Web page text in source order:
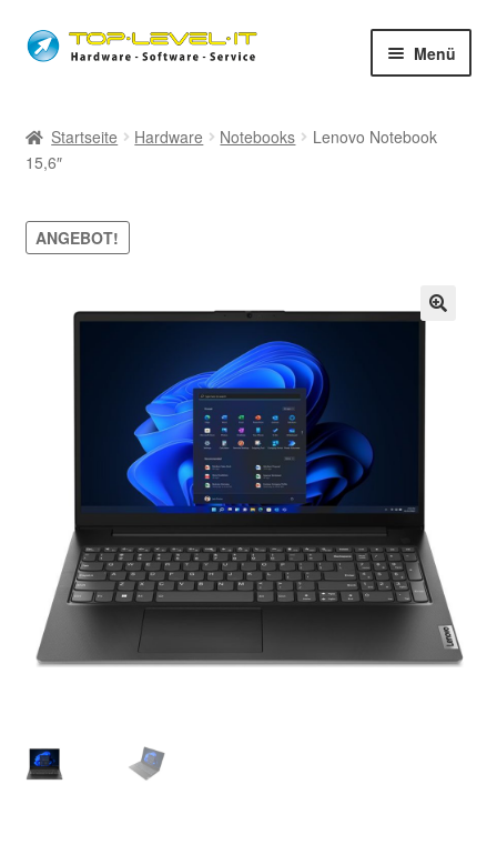
Zur
Navigation
Zum
Inhalt
Menü
Shop
News
Startseite Hardware Notebooks
Lenovo Notebook
15,6″
ANGEBOT!